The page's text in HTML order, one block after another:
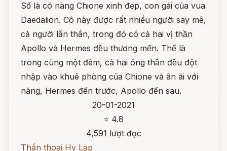
Số là có nàng Chione xinh đẹp, con gái của vua
Daedalion. Cô này được rất nhiều người say mê,
cả người lẫn thần, trong đó có cả hai vị thần
Apollo và Hermes đều thương mến. Thế là
trong cùng một đêm, cả hai ông thần đều đột
nhập vào khuê phòng của Chione và ân ái với
nàng, Hermes đến trước, Apollo đến sau.
20-01-2021
⭐ 4.8
4,591 lượt đọc
Thần thoại Hy Lạp